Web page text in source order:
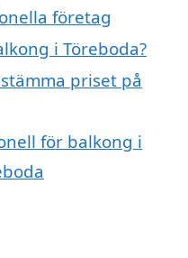
företag
i Töreboda?
priset på
för balkong i